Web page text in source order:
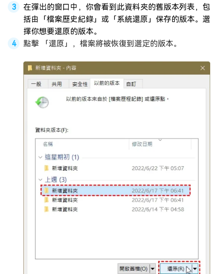
在彈出的窗口中，你會看到此資料夾的舊版本列表，包
括由「檔案歷史紀錄」或「系統還原」保存的版本。選
擇你想要還原的版本。
點擊 「還原」，檔案將被恢復到選定的版本。